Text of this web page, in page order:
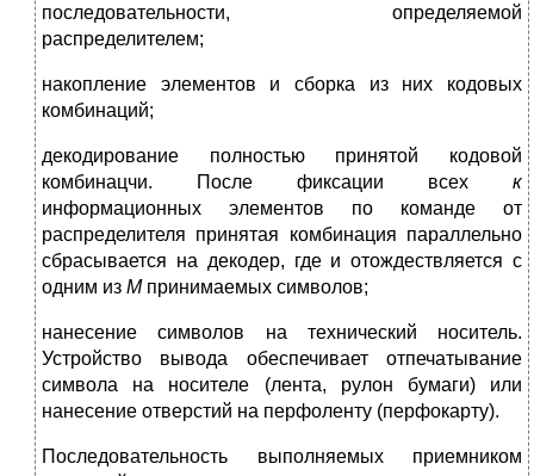
последовательности, определяемой
распределителем;
накопление элементов и сборка из них кодовых
комбинаций;
декодирование полностью приня­той кодовой
комбинацчи. После фиксации всех к
информационных элементов по команде от
распредели­теля принятая комбинация парал­лельно
сбрасывается на декодер, где и отождествляется с
одним из М принимаемых символов;
нанесение символов на техниче­ский носитель.
Устройство вывода обеспечивает отпечатывание
символа на носителе (лента, рулон бумаги) или
нанесение отверстий на перфо­ленту (перфокарту).
Последовательность выполняе­мых приемником